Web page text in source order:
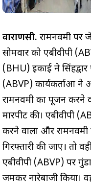
वाराणसी. रामनवमी
सोमवार को एबीवीपी
(BHU) इकाई ने सिंहद्वार
(ABVP) कार्यकर्ताओं ने
रामनवमी का पूजन करने
मारपीट की। एबीवीपी
करने वालों और
गिरफ्तारी की जाए। तो
एबीवीपी (ABVP) पर
जमकर नारेबाजी किया।